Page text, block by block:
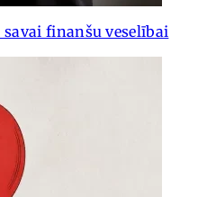
finanšu veselībai